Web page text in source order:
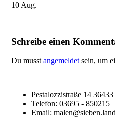
10 Aug.
Schreibe einen
Du musst angemeldet sein, um
Pestalozzistraße 14
Telefon: 03695 - 850215
Email: malen@sieben.land